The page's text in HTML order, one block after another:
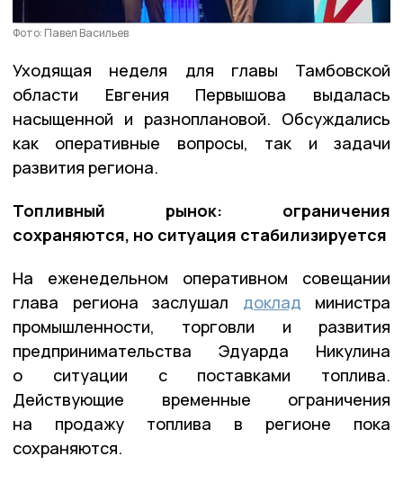
Фото: Павел Васильев
Уходящая неделя для главы Тамбовской
области Евгения Первышова выдалась
насыщенной и разноплановой. Обсуждались
как оперативные вопросы, так и задачи
развития региона.
Топливный рынок: ограничения
сохраняются, но ситуация стабилизируется
На еженедельном оперативном совещании
глава региона заслушал доклад министра
промышленности, торговли и развития
предпринимательства Эдуарда Никулина
о ситуации с поставками топлива.
Действующие временные ограничения
на продажу топлива в регионе пока
сохраняются.